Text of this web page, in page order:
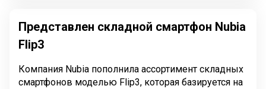
Представлен складной смартфон Nubia
Flip3
Компания Nubia пополнила ассортимент складных
смартфонов моделью Flip3, которая базируется на